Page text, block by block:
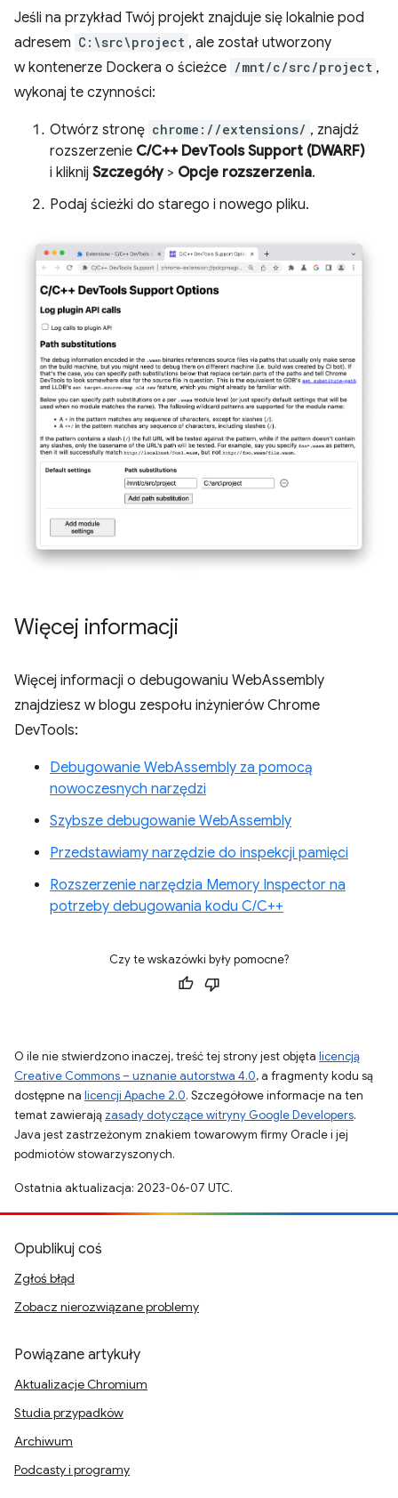
Jeśli na przykład Twój projekt znajduje się lokalnie pod
adresem C:\src\project , ale został utworzony
w kontenerze Dockera o ścieżce /mnt/c/src/project ,
wykonaj te czynności:
Otwórz stronę chrome://extensions/ , znajdź
rozszerzenie C/C++ DevTools Support (DWARF)
i kliknij Szczegóły> Opcje rozszerzenia.
Podaj ścieżki do starego i nowego pliku.
Więcej informacji
Więcej informacji o debugowaniu WebAssembly
znajdziesz w blogu zespołu inżynierów Chrome
DevTools:
Debugowanie WebAssembly za pomocą
nowoczesnych narzędzi
Szybsze debugowanie WebAssembly
Przedstawiamy narzędzie do inspekcji pamięci
Rozszerzenie narzędzia Memory Inspector na
potrzeby debugowania kodu C/C++
Czy te wskazówki były pomocne?
O ile nie stwierdzono inaczej, treść tej strony jest objęta licencją
Creative Commons – uznanie autorstwa 4.0, a fragmenty kodu są
dostępne na licencji Apache 2.0. Szczegółowe informacje na ten
temat zawierają zasady dotyczące witryny Google Developers.
Java jest zastrzeżonym znakiem towarowym firmy Oracle i jej
podmiotów stowarzyszonych.
Ostatnia aktualizacja: 2023-06-07 UTC.
Opublikuj coś
Zgłoś błąd
Zobacz nierozwiązane problemy
Powiązane artykuły
Aktualizacje Chromium
Studia przypadków
Archiwum
Podcasty i programy